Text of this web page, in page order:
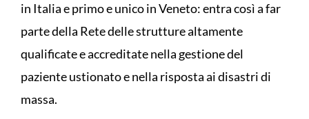
in Italia e primo e unico in Veneto: entra così a far
parte della Rete delle strutture altamente
qualificate e accreditate nella gestione del
paziente ustionato e nella risposta ai disastri di
massa.